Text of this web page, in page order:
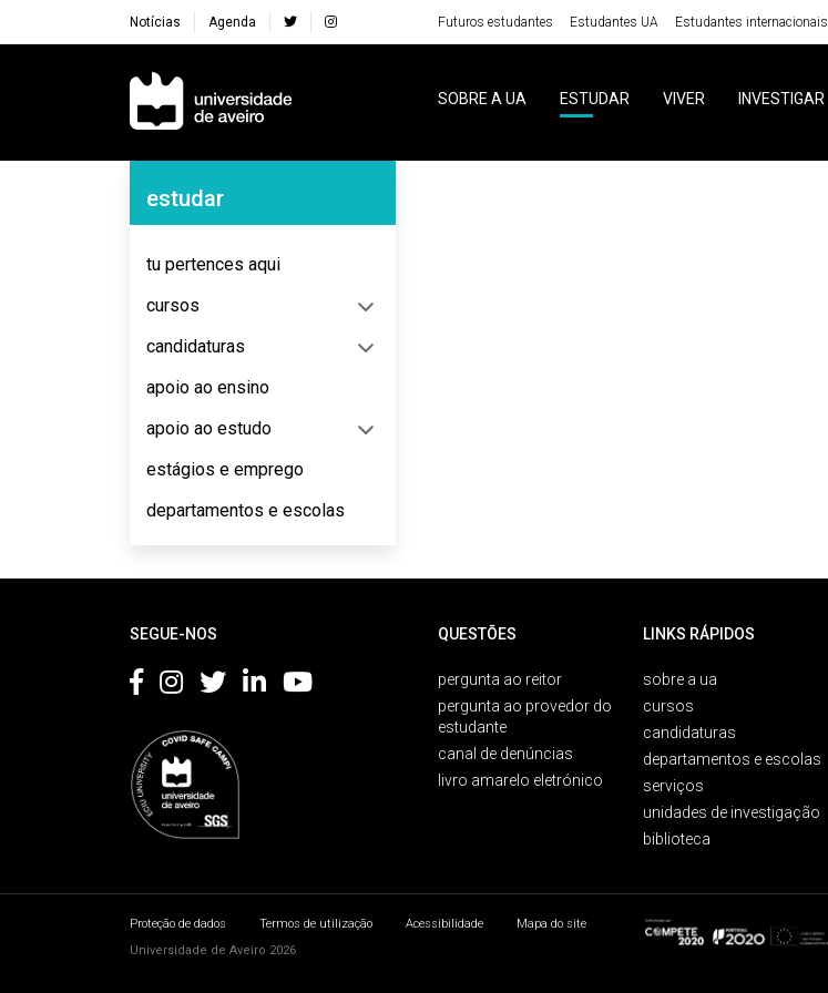
Notícias Agenda Futuros estudantes Estudantes UA Estudantes internacionais
Navegação Principal
SOBRE A UA ESTUDAR VIVER INVESTIGAR
Navegação Lateral
estudar
tu pertences aqui
cursos
candidaturas
apoio ao ensino
apoio ao estudo
estágios e emprego
departamentos e escolas
SEGUE-NOS QUESTÕES
pergunta ao reitor
pergunta ao provedor do
estudante
canal de denúncias
livro amarelo eletrónico
LINKS RÁPIDOS
sobre a ua
cursos
candidaturas
departamentos e escolas
serviços
unidades de investigação
biblioteca
Proteção de dados Termos de utilização Acessibilidade
Mapa do site
Universidade de Aveiro 2026